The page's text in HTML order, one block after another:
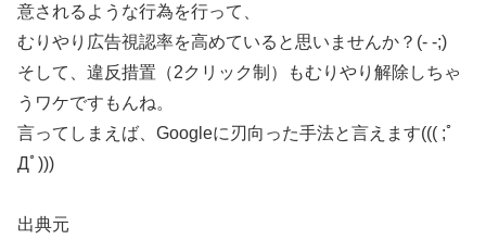
意されるような行為を行って、
むりやり広告視認率を高めていると思いませんか？(- -;)
そして、違反措置（2クリック制）もむりやり解除しちゃ
うワケですもんね。
言ってしまえば、Googleに刃向った手法と言えます((( ;ﾟ
Дﾟ)))
出典元